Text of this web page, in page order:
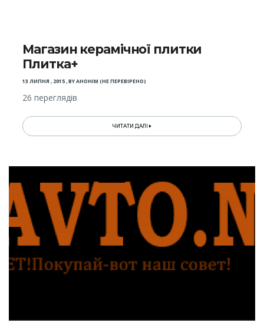
Магазин керамічної плитки
Плитка+
13 ЛИПНЯ , 2015,BYАНОНІМ (НЕ ПЕРЕВІРЕНО)
26 переглядів
ЧИТАТИ ДАЛІ